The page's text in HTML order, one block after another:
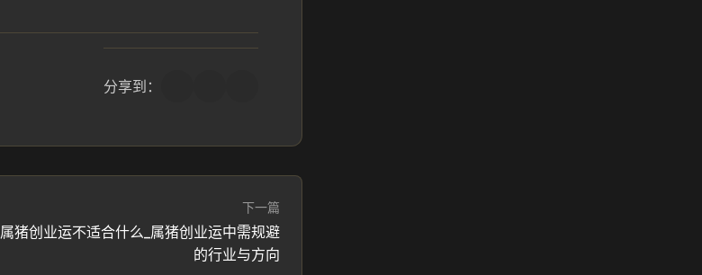
分享到：
下一篇
属猪创业运不适合什么_属猪创业运中需规避
的行业与方向